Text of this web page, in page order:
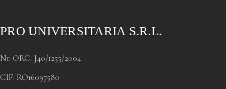
PRO UNIVERSITARIA S.R.L.
Nr. ORC: J40/1255/2004
CIF: RO16097580